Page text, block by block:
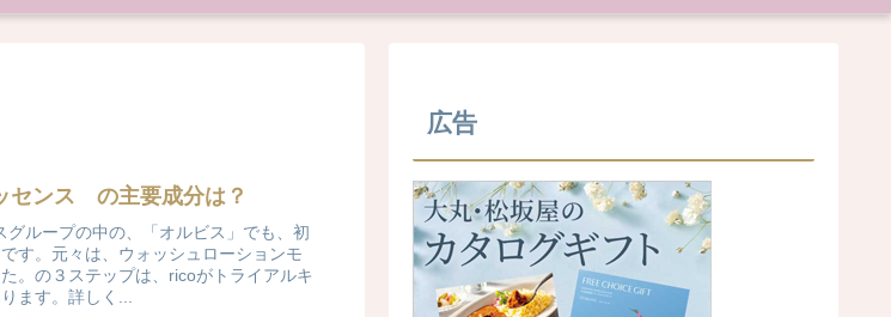
センス の主要成分は？
ループの中の、「オルビス」でも、初
す。元々は、ウォッシュローションモ
。の３ステップは、ricoがトライアルキ
ます。詳しく...
広告